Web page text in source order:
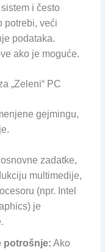
i često
potrebi, veći
podataka.
ako je moguće.
„Zeleni“ PC
gejmingu,
zadatke,
multimedije,
(npr. Intel
je
potrošnje: Ako